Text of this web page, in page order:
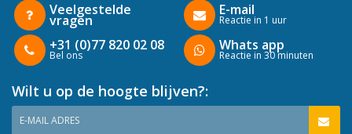
Veelgestelde
vragen
+31 (0)77 820 02 08
Bel ons
E-mail
Reactie in 1 uur
Whats app
Reactie in 30 minuten
Wilt u op de hoogte blijven?:
E-MAIL ADRES